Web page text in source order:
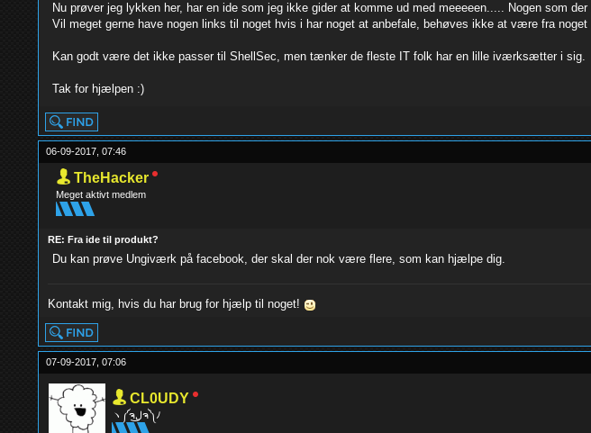
Nu prøver jeg lykken her, har en ide som jeg ikke gider at komme ud med meeeeen..... Nogen som
Vil meget gerne have nogen links til noget hvis i har noget at anbefale, behøves ikke at være fra noget
Kan godt være det ikke passer til ShellSec, men tænker de fleste IT folk har en lille iværksætter i sig.
Tak for hjælpen :)
06-09-2017, 07:46
TheHacker
Meget aktivt medlem
RE: Fra ide til produkt?
Du kan prøve Ungiværk på facebook, der skal der nok være flere, som kan hjælpe dig.
Kontakt mig, hvis du har brug for hjælp til noget!
07-09-2017, 07:06
CL0UDY
ヽ༼ຈل͜ຈ༽ﾉ